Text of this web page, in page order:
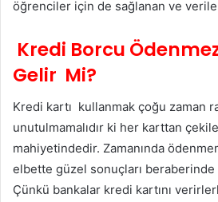
öğrenciler için de sağlanan ve
Kredi Borcu
Gelir Mi?
Kredi kartı kullanmak çoğu zaman
unutulmamalıdır ki her karttan
mahiyetindedir. Zamanında
elbette güzel sonuçları
Çünkü bankalar kredi kartını